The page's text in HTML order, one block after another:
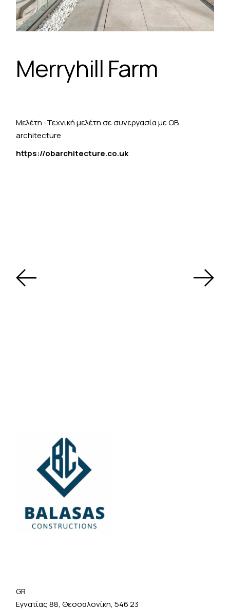
Merryhill Farm
Μελέτη -Τεχνική μελέτη σε συνεργασία με OB
architecture
https://obarchitecture.co.uk
GR
Εγνατίας 88, Θεσσαλονίκη, 546 23